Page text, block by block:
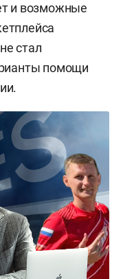
и возможные
стал
помощи